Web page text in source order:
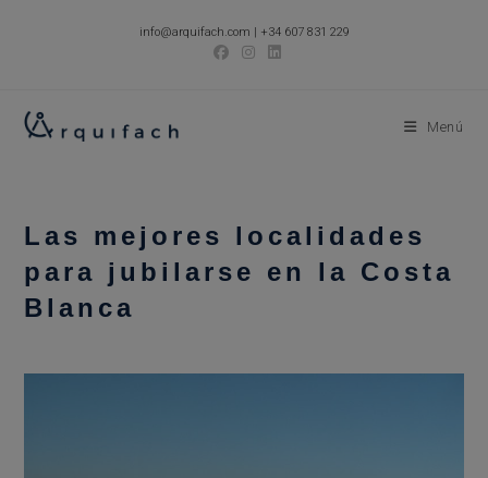
info@arquifach.com | +34 607 831 229
Menú
Las mejores localidades
para jubilarse en la Costa
Blanca